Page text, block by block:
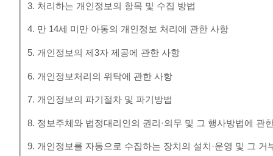
3. 처리하는 개인정보의 항목 및 수집 방법
4. 만 14세 미만 아동의 개인정보 처리에 관한 사항
5. 개인정보의 제3자 제공에 관한 사항
6. 개인정보처리의 위탁에 관한 사항
7. 개인정보의 파기절차 및 파기방법
8. 정보주체와 법정대리인의 권리·의무 및 그 행사방법에 관
9. 개인정보를 자동으로 수집하는 장치의 설치·운영 및 그 거